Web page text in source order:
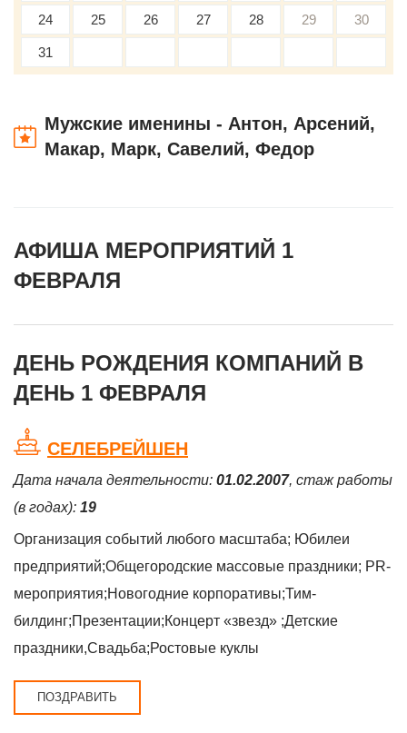
24 25 26 27 28 29 30
31
Мужские именины - Антон, Арсений,
Макар, Марк, Савелий, Федор
АФИША МЕРОПРИЯТИЙ 1
ФЕВРАЛЯ
ДЕНЬ РОЖДЕНИЯ КОМПАНИЙ В
ДЕНЬ 1 ФЕВРАЛЯ
СЕЛЕБРЕЙШЕН
Дата начала деятельности: 01.02.2007, стаж работы
(в годах): 19
Организация событий любого масштаба; Юбилеи
предприятий;Общегородские массовые праздники; PR-
мероприятия;Новогодние корпоративы;Тим-
билдинг;Презентации;Концерт «звезд» ;Детские
праздники,Свадьба;Ростовые куклы
ПОЗДРАВИТЬ